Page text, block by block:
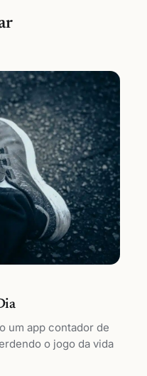
um app contador de
o jogo da vida